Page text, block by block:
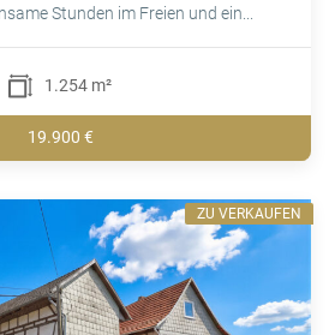
Stunden im Freien und ein...
1.254 m²
19.900 €
ZU VERKAUFEN